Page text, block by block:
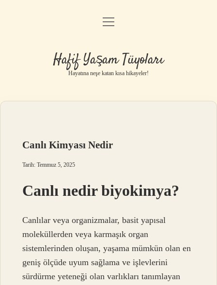
Anasayfa
Yasal Uyarı
menüyü
Hafif Yaşam Tüyoları
Hayatına neşe katan kısa hikayeler!
Canlı Kimyası Nedir
Tarih: Temmuz 5, 2025
Canlı nedir biyokimya?
Canlılar veya organizmalar, basit yapısal
moleküllerden veya karmaşık organ
sistemlerinden oluşan, yaşama mümkün olan en
geniş ölçüde uyum sağlama ve işlevlerini
sürdürme yeteneği olan varlıkları tanımlayan